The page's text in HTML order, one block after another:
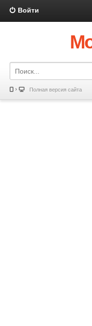
Войти
Полная версия сайта